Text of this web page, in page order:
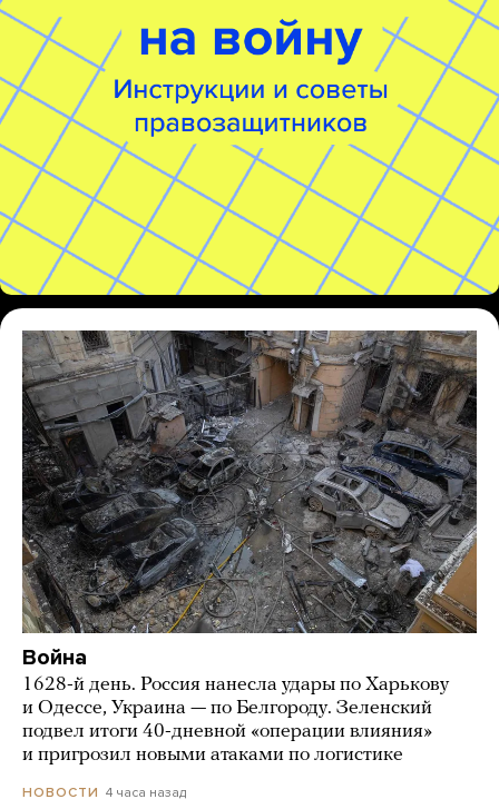
Война
1628-й день. Россия нанесла удары по Харькову
и Одессе, Украина — по Белгороду. Зеленский
подвел итоги 40-дневной «операции влияния»
и пригрозил новыми атаками по логистике
НОВОСТИ 4 часа назад